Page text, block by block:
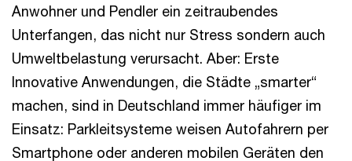
Anwohner und Pendler ein zeitraubendes
Unterfangen, das nicht nur Stress sondern auch
Umweltbelastung verursacht. Aber: Erste
Innovative Anwendungen, die Städte „smarter“
machen, sind in Deutschland immer häufiger im
Einsatz: Parkleitsysteme weisen Autofahrern per
Smartphone oder anderen mobilen Geräten den